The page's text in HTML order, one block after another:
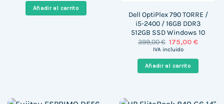
era:
474,00 €.
es:
Añadir al carrito
Dell OptiPlex 790 TORRE /
i5-2400 / 16GB DDR3
512GB SSD Windows 10
399,00€ El
precio
era:
399,00 €.
175,00€El
es:
IVA incluido
Añadir al carrito